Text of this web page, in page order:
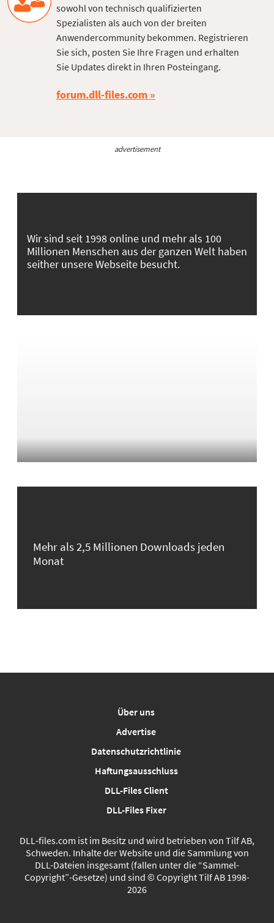
sowohl von technisch qualifizierten
Spezialisten als auch von der breiten
Anwendercommunity bekommen. Registrieren
Sie sich, posten Sie Ihre Fragen und erhalten
Sie Updates direkt in Ihren Posteingang.
forum.dll-files.com
advertisement
Wir sind seit 1998 online und mehr als 100
Millionen Menschen aus der ganzen Welt haben
seither unsere Webseite besucht.
Mehr als 2,5 Millionen Downloads jeden
Monat
Über uns
Advertise
Datenschutzrichtlinie
Haftungsausschluss
DLL-Files Client
DLL-Files Fixer
DLL‑files.com ist im Besitz und wird betrieben von Tilf AB,
Schweden. Inhalte der Website und die Sammlung von
DLL-Dateien insgesamt (fallen unter die “Sammel-
Copyright”-Gesetze) und sind © Copyright Tilf AB 1998-
2026